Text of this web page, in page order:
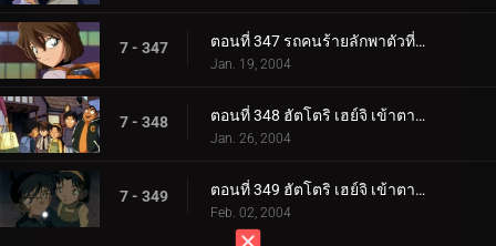
7 - 347 ตอนที่ 347 รถคนร้ายลักพาตัวที่หายไป (ตอนจบ)
Jan. 19, 2004
7 - 348 ตอนที่ 348 ฮัตโตริ เฮย์จิ เข้าตาจน! (ตอนแรก)
Jan. 26, 2004
7 - 349 ตอนที่ 349 ฮัตโตริ เฮย์จิ เข้าตาจน! (ตอนจบ)
Feb. 02, 2004